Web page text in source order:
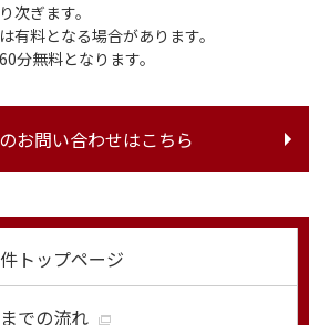
次ぎます。
有料となる場合があります。
分無料となります。
お問い合わせはこちら
トップページ
での流れ